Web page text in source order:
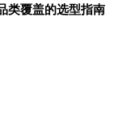
类覆盖的选型指南